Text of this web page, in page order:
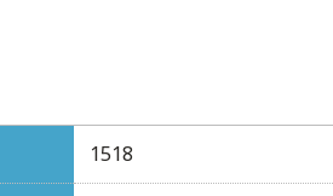
1518